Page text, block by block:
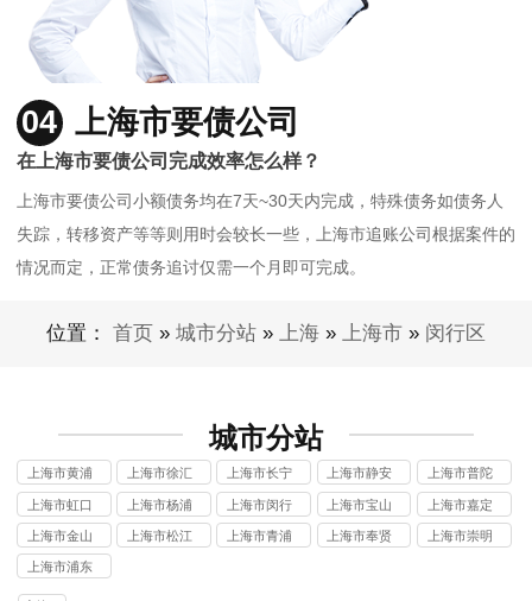
04 上海市要债公司
在上海市要债公司完成效率怎么样？
上海市要债公司小额债务均在7天~30天内完成，特殊债务如债务人
失踪，转移资产等等则用时会较长一些，上海市追账公司根据案件的
情况而定，正常债务追讨仅需一个月即可完成。
位置： 首页 » 城市分站 » 上海 » 上海市 » 闵行区
城市分站
上海市黄浦
区讨债公司
上海市徐汇
区讨债公司
上海市长宁
区讨债公司
上海市静安
区讨债公司
上海市普陀
区讨债公司
上海市虹口
区讨债公司
上海市杨浦
区讨债公司
上海市闵行
区讨债公司
上海市宝山
区讨债公司
上海市嘉定
区讨债公司
上海市金山
区讨债公司
上海市松江
上海市青浦
上海市奉贤
上海市崇明
上海市浦东
新区讨债公